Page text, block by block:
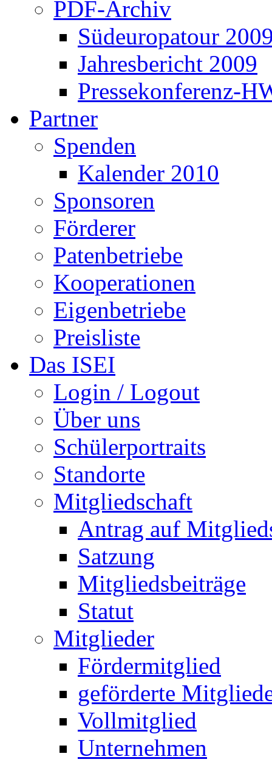
PDF-Archiv
Südeuropatour
Jahresbericht 2009
Pressekonferenz-
Partner
Spenden
Kalender 2010
Sponsoren
Förderer
Patenbetriebe
Kooperationen
Eigenbetriebe
Preisliste
Das ISEI
Login / Logout
Über uns
Schülerportraits
Standorte
Mitgliedschaft
Antrag auf
Satzung
Mitgliedsbeiträge
Statut
Mitglieder
Fördermitglied
geförderte
Vollmitglied
Unternehmen